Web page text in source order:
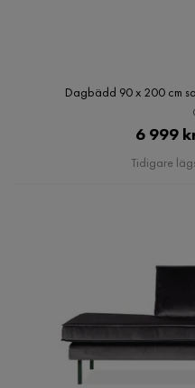
Dagbädd 90 x 200 cm
6 999
Tidigare